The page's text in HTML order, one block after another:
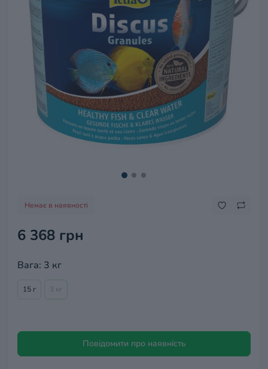
Немає в наявності
6 368 грн
Вага: 3 кг
15 г 3 кг
Повідомити про наявність